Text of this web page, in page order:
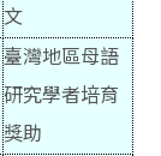
文
臺灣地區母語
研究學者培育
獎助